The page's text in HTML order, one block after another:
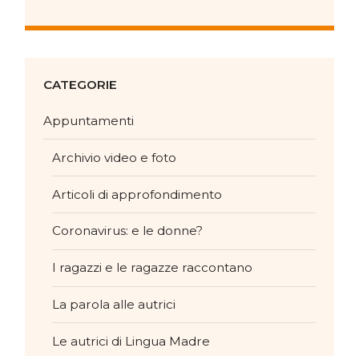
CATEGORIE
Appuntamenti
Archivio video e foto
Articoli di approfondimento
Coronavirus: e le donne?
I ragazzi e le ragazze raccontano
La parola alle autrici
Le autrici di Lingua Madre